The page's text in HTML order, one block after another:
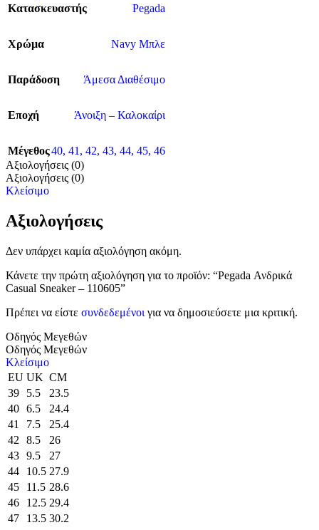
Κατασκευαστής
Pegada
Χρώμα Navy Μπλε
Παράδοση Άμεσα Διαθέσιμο
Εποχή Άνοιξη – Καλοκαίρι
Μέγεθος40, 41 , 42, 43, 44, 45, 46
Αξιολογήσεις (0)
Αξιολογήσεις (0)
Κλείσιμο
Αξιολογήσεις
Δεν υπάρχει καμία αξιολόγηση ακόμη.
Κάνετε την πρώτη αξιολόγηση για το προϊόν: “Pegada Ανδρικά
Casual Sneaker – 110605”
Πρέπει να είστε συνδεδεμένοι για να δημοσιεύσετε μια κριτική.
Οδηγός Μεγεθών
Οδηγός Μεγεθών
Κλείσιμο
EU UK CM
39
5.5
23.5
40 6.5
24.4
41
7.5
25.4
42
8.5
26
43 9.5
27
44
10.5 27.9
45
11.5 28.6
46
12.5 29.4
47
13.5 30.2